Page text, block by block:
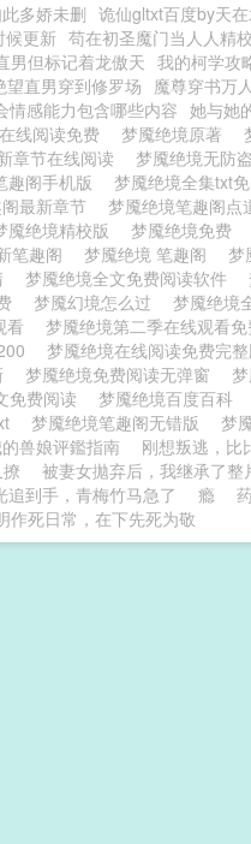
多娇未删 诡仙gltxt百度by天
候更新 苟在初圣魔门当人人精校
男但标记着龙傲天 我的柯学攻
望直男穿到修罗场 魔尊穿书万
情感能力包含哪些内容 她与她
线阅读免费 梦魇绝境原著
章节在线阅读 梦魇绝境无防
趣阁手机版 梦魇绝境全集txt
最新章节 梦魇绝境笔趣阁点
魇绝境精校版 梦魇绝境免费
笔趣阁 梦魇绝境 笔趣阁 梦
梦魇绝境全文免费阅读软件
梦魇幻境怎么过 梦魇绝境
看 梦魇绝境第二季在线观看
梦魇绝境在线阅读免费完
梦魇绝境免费阅读无弹窗
免费阅读 梦魇绝境百度百科
梦魇绝境笔趣阁无错版 梦
兽娘评鑑指南 刚想叛逃，比
被妻女拋弃后，我继承了整
追到手，青梅竹马急了 瘾
作死日常，在下先死为敬